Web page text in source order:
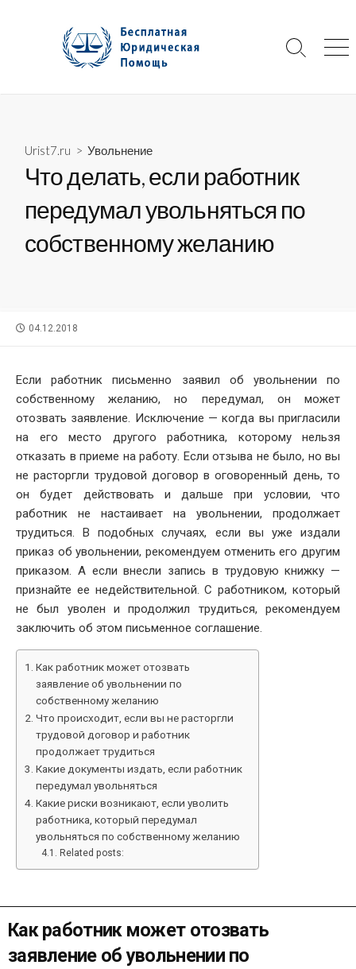
Search
Urist7.ru > Увольнение
Что делать, если работник
передумал увольняться по
собственному желанию
PUBLISHED
04.12.2018
Если работник письменно заявил об увольнении по
собственному желанию, но передумал, он может
отозвать заявление. Исключение — когда вы пригласили
на его место другого работника, которому нельзя
отказать в приеме на работу. Если отзыва не было, но вы
не расторгли трудовой договор в оговоренный день, то
он будет действовать и дальше при условии, что
работник не настаивает на увольнении, продолжает
трудиться. В подобных случаях, если вы уже издали
приказ об увольнении, рекомендуем отменить его другим
приказом. А если внесли запись в трудовую книжку —
признайте ее недействительной. С работником, который
не был уволен и продолжил трудиться, рекомендуем
заключить об этом письменное соглашение.
Как работник может отозвать
заявление об увольнении по
собственному желанию
Что происходит, если вы не расторгли
трудовой договор и работник
продолжает трудиться
Какие документы издать, если работник
передумал увольняться
Какие риски возникают, если уволить
работника, который передумал
увольняться по собственному желанию
Related posts:
Как работник может отозвать
заявление об увольнении по